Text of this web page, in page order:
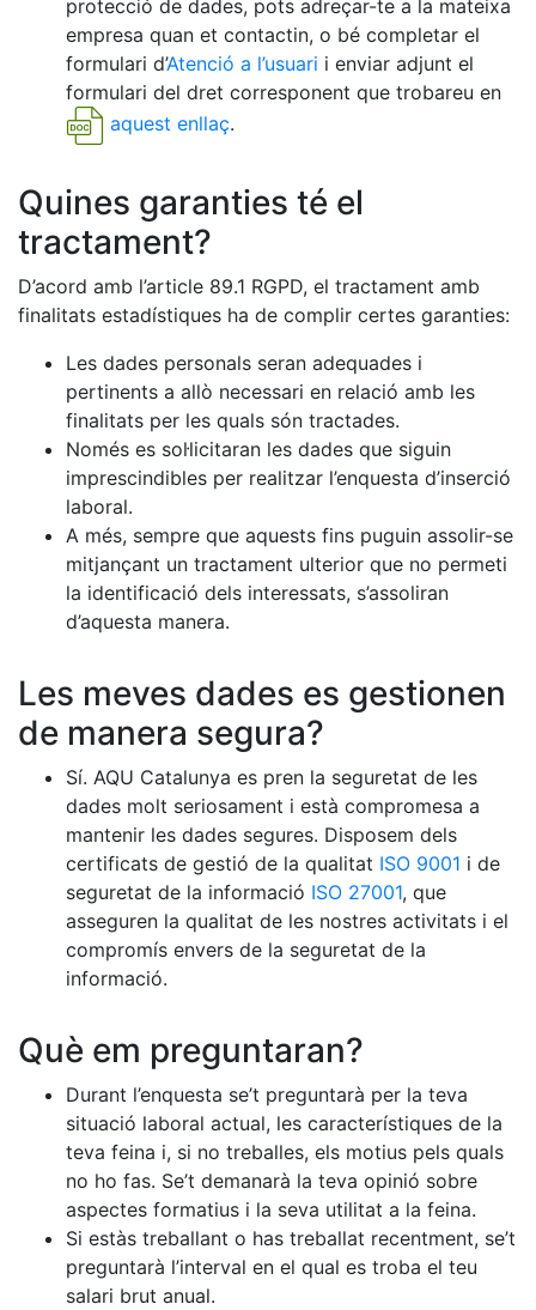
protecció de dades, pots adreçar-te a la mateixa
empresa quan et contactin, o bé completar el
formulari d’Atenció a l’usuari i enviar adjunt el
formulari del dret corresponent que trobareu en
aquest enllaç.
Quines garanties té el
tractament?
D’acord amb l’article 89.1 RGPD, el tractament amb
finalitats estadístiques ha de complir certes garanties:
Les dades personals seran adequades i
pertinents a allò necessari en relació amb les
finalitats per les quals són tractades.
Només es sol·licitaran les dades que siguin
imprescindibles per realitzar l’enquesta d’inserció
laboral.
A més, sempre que aquests fins puguin assolir-se
mitjançant un tractament ulterior que no permeti
la identificació dels interessats, s’assoliran
d’aquesta manera.
Les meves dades es gestionen
de manera segura?
Sí. AQU Catalunya es pren la seguretat de les
dades molt seriosament i està compromesa a
mantenir les dades segures. Disposem dels
certificats de gestió de la qualitat ISO 9001 i de
seguretat de la informació ISO 27001, que
asseguren la qualitat de les nostres activitats i el
compromís envers de la seguretat de la
informació.
Què em preguntaran?
Durant l’enquesta se’t preguntarà per la teva
situació laboral actual, les característiques de la
teva feina i, si no treballes, els motius pels quals
no ho fas. Se’t demanarà la teva opinió sobre
aspectes formatius i la seva utilitat a la feina.
Si estàs treballant o has treballat recentment, se’t
preguntarà l’interval en el qual es troba el teu
salari brut anual.